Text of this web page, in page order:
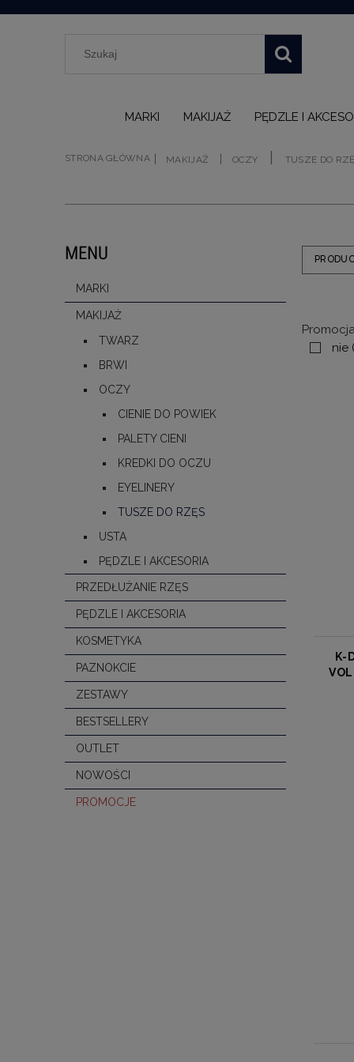
MARKI MAKIJAŻ PĘDZLE I
STRONA GŁÓWNA | MAKIJAŻ | OCZY TUSZE DO
MENU
MARKI
MAKIJAŻ
TWARZ
BRWI
OCZY
CIENIE DO POWIEK
PALETY CIENI
KREDKI DO OCZU
EYELINERY
TUSZE DO RZĘS
USTA
PĘDZLE I AKCESORIA
PRZEDŁUŻANIE RZĘS
PĘDZLE I AKCESORIA
KOSMETYKA
PAZNOKCIE
ZESTAWY
BESTSELLERY
OUTLET
NOWOŚCI
PROMOCJE
nie
K-